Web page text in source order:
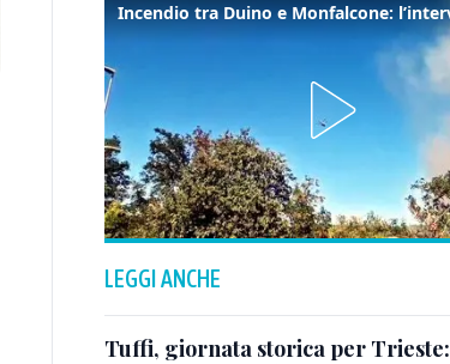
LEGGI ANCHE
Tuffi, giornata storica per Trieste: